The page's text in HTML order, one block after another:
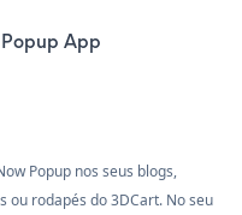
App
Popup nos seus blogs,
ou rodapés do 3DCart. No seu